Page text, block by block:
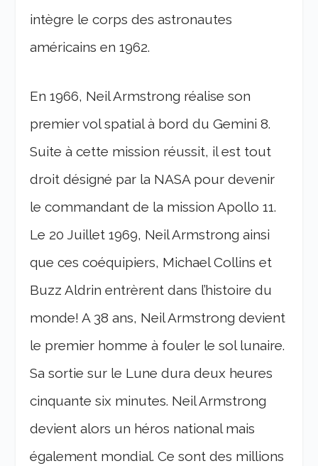
intègre le corps des astronautes
américains en 1962.
En 1966, Neil Armstrong réalise son
premier vol spatial à bord du Gemini 8.
Suite à cette mission réussit, il est tout
droit désigné par la NASA pour devenir
le commandant de la mission Apollo 11.
Le 20 Juillet 1969, Neil Armstrong ainsi
que ces coéquipiers, Michael Collins et
Buzz Aldrin entrèrent dans l’histoire du
monde! A 38 ans, Neil Armstrong devient
le premier homme à fouler le sol lunaire.
Sa sortie sur le Lune dura deux heures
cinquante six minutes. Neil Armstrong
devient alors un héros national mais
également mondial. Ce sont des millions